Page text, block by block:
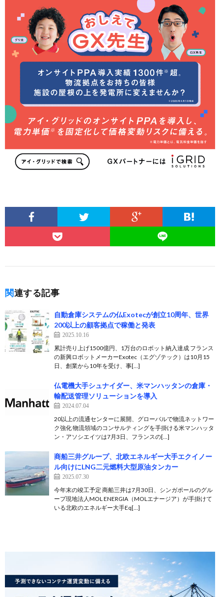
関連する記事
自動倉庫システムの仏Exotecが創立10周年、世界
200以上の顧客拠点で稼働と発表
2025.10.16
累計売り上げ1500億円、1万台のロボット納入達成 フランス
の新興ロボットメーカーExotec（エグゾテック）は10月15
日、創業から10年を受け、事[…]
仏電機大手シュナイダー、米マンハッタンの倉庫・
輸配送管理ソリューションを導入
2024.07.04
20以上の流通センターに展開、グローバルで物流ネットワー
ク強化 物流領域のコンサルティングを手掛ける米マンハッタ
ン・アソシエイツは7月3日、フランスの[…]
商船三井グループ、北欧エネルギー大手エクイノー
ル向けにLNG二元燃料大型原油タンカー
2025.07.30
今年末の竣工予定 商船三井は7月30日、シンガポールのグル
ープ現地法人MOL ENERGIA（MOLエナージア）が手掛けて
いる北欧のエネルギー大手Eq[…]